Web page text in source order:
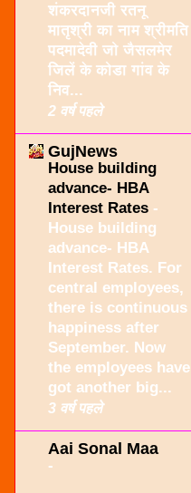
शंकरदानजी रतनू
मातृश्री का नाम श्रीमति
पदमादेवी जो जैसलमेर
जिलें के कोडा गांव के
निव...
2 वर्ष पहले
GujNews
House building
advance- HBA
Interest Rates -
House building
advance- HBA
Interest Rates. For
central employees,
there is continuous
happiness after
September. Now
the employees have
got another big...
3 वर्ष पहले
Aai Sonal Maa
-